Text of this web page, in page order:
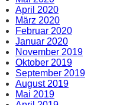
April 2020
März 2020
Februar 2020
Januar 2020
November 2019
Oktober 2019
September 2019
August 2019
Mai 2019